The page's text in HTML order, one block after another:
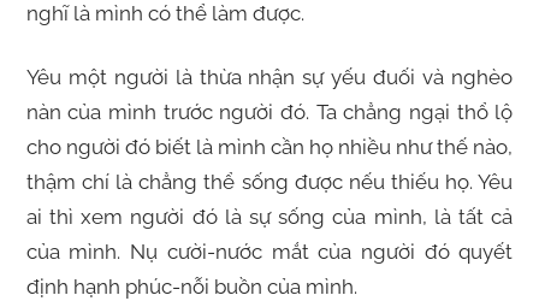
nghĩ là mình có thể làm được.
Yêu một người là thừa nhận sự yếu đuối và nghèo
nàn của mình trước người đó. Ta chẳng ngại thổ lộ
cho người đó biết là mình cần họ nhiều như thế nào,
thậm chí là chẳng thể sống được nếu thiếu họ. Yêu
ai thì xem người đó là sự sống của mình, là tất cả
của mình. Nụ cười-nước mắt của người đó quyết
định hạnh phúc-nỗi buồn của mình.